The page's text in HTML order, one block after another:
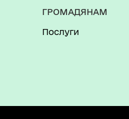
ГРОМАДЯНАМ
Послуги